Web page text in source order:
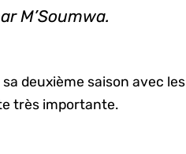
M’Soumwa.
deuxième saison avec les
très importante.